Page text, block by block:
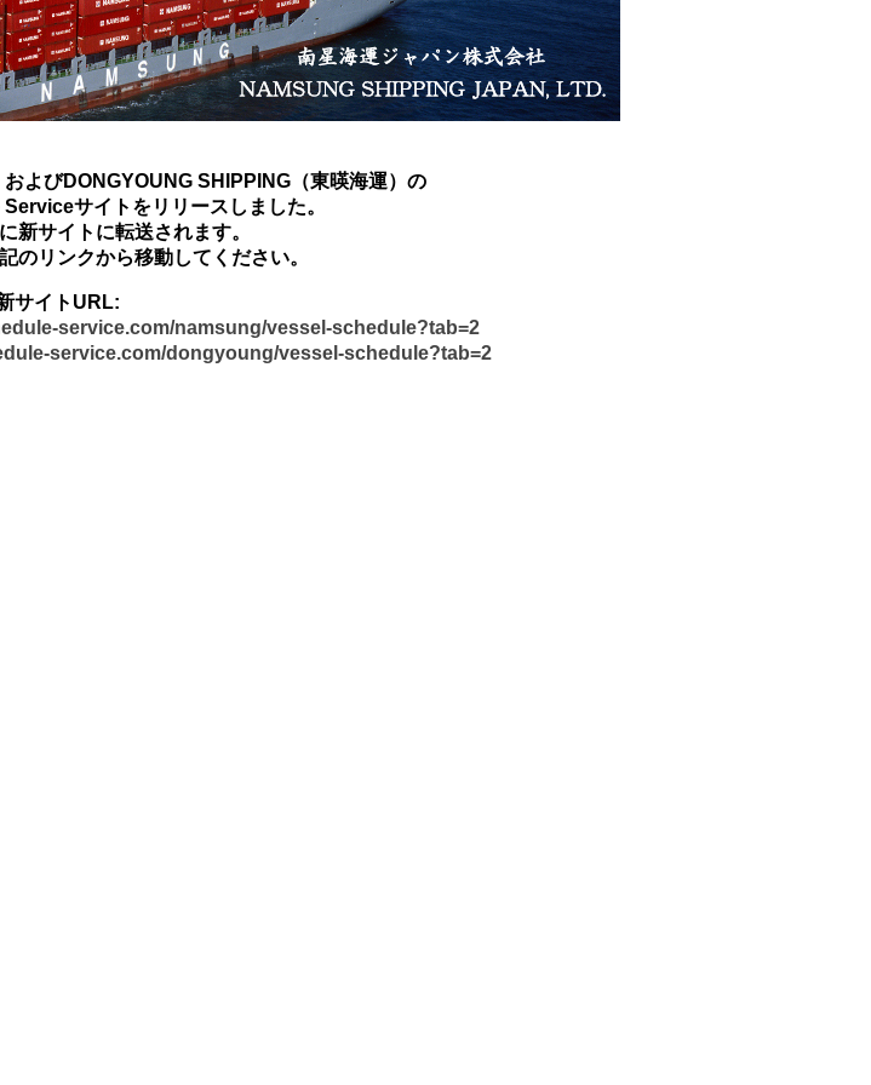
よびDONGYOUNG SHIPPING（東暎海運）の
サイトをリリースしました。
新サイトに転送されます。
のリンクから移動してください。
サイトURL:
service.com/namsung/vessel-schedule?tab=2
service.com/dongyoung/vessel-schedule?tab=2